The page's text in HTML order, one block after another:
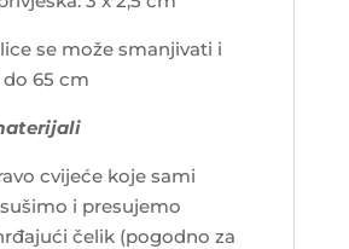
se može smanjivati i
65 cm
cvijeće koje sami
i presujemo
čelik (pogodno za